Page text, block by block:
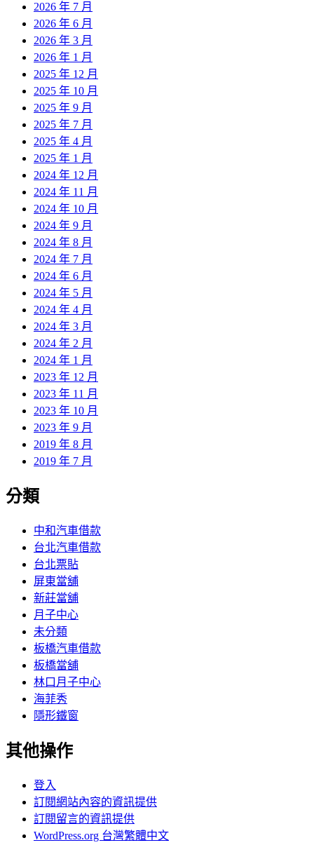
2026 年 7 月
2026 年 6 月
2026 年 3 月
2026 年 1 月
2025 年 12 月
2025 年 10 月
2025 年 9 月
2025 年 7 月
2025 年 4 月
2025 年 1 月
2024 年 12 月
2024 年 11 月
2024 年 10 月
2024 年 9 月
2024 年 8 月
2024 年 7 月
2024 年 6 月
2024 年 5 月
2024 年 4 月
2024 年 3 月
2024 年 2 月
2024 年 1 月
2023 年 12 月
2023 年 11 月
2023 年 10 月
2023 年 9 月
2019 年 8 月
2019 年 7 月
分類
中和汽車借款
台北汽車借款
台北票貼
屏東當舖
新莊當舖
月子中心
未分類
板橋汽車借款
板橋當舖
林口月子中心
海菲秀
隱形鐵窗
其他操作
登入
訂閱網站內容的資訊提供
訂閱留言的資訊提供
WordPress.org 台灣繁體中文